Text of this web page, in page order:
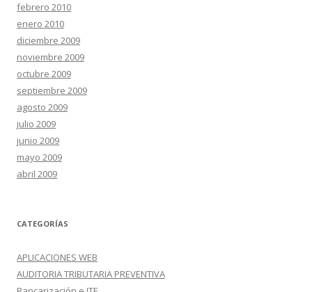
febrero 2010
enero 2010
diciembre 2009
noviembre 2009
octubre 2009
septiembre 2009
agosto 2009
julio 2009
junio 2009
mayo 2009
abril 2009
CATEGORÍAS
APLICACIONES WEB
AUDITORIA TRIBUTARIA PREVENTIVA